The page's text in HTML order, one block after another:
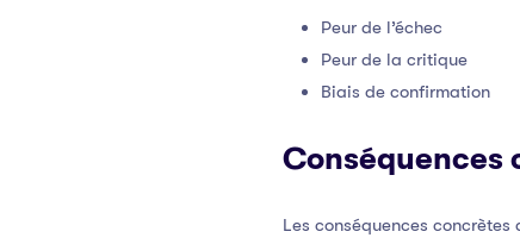
Peur de l’échec
Peur de la critique
Biais de confirmation
Conséquences
Les conséquences